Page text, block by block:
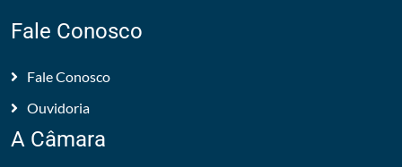
Fale Conosco
Fale Conosco
Ouvidoria
A Câmara